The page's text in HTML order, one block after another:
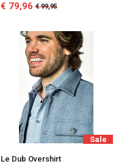
€ 79,96 € 99,95
Sale
Le Dub Overshirt